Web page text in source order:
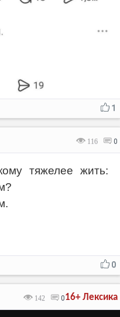
1
116 0
тяжелее жить:
0
Лексика
16+
142 0